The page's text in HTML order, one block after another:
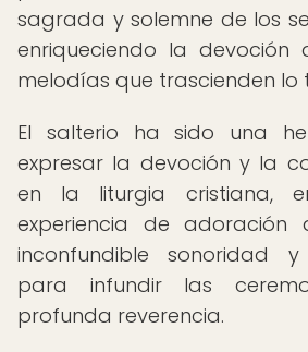
sagrada y solemne de los
enriqueciendo la devoción
melodías que trascienden lo
El salterio ha sido una
expresar la devoción y la
en la liturgia cristiana,
experiencia de
inconfundible sonoridad
para infundir las
profunda reverencia.